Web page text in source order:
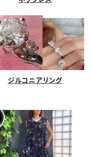
ジルコニアリング